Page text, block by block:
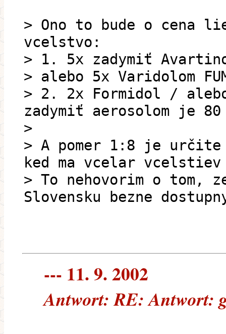
> Ono to bude o cena
vcelstvo:
> 1. 5x zadymiť
> alebo 5x Varidolom
> 2. 2x Formidol /
zadymiť aerosolom je 80
>
> A pomer 1:8 je
ked ma vcelar
> To nehovorim o tom,
Slovensku bezne
--- 11. 9. 2002
Antwort: RE: Antwort: